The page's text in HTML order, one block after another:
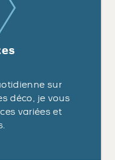
sur
déco, je vous
variées et